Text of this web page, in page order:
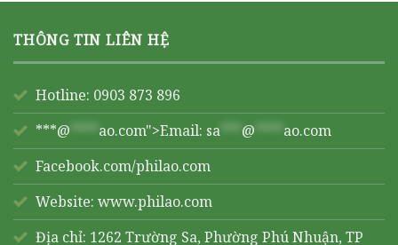
THÔNG TIN LIÊN HỆ
Hotline: 0903 873 896
***@ **** ao.com">Email: sa *** @ **** ao.com
Facebook.com/philao.com
Website: www.philao.com
Địa chỉ: 1262 Trường Sa, Phường Phú Nhuận, TP